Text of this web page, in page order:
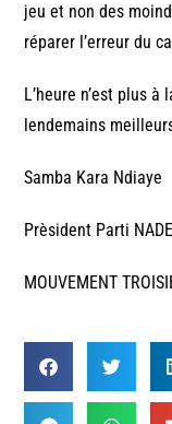
jeu et non des
réparer l’erreur du
L’heure n’est plus
lendemains
Samba Kara Ndiaye
Prèsident Parti
MOUVEMENT